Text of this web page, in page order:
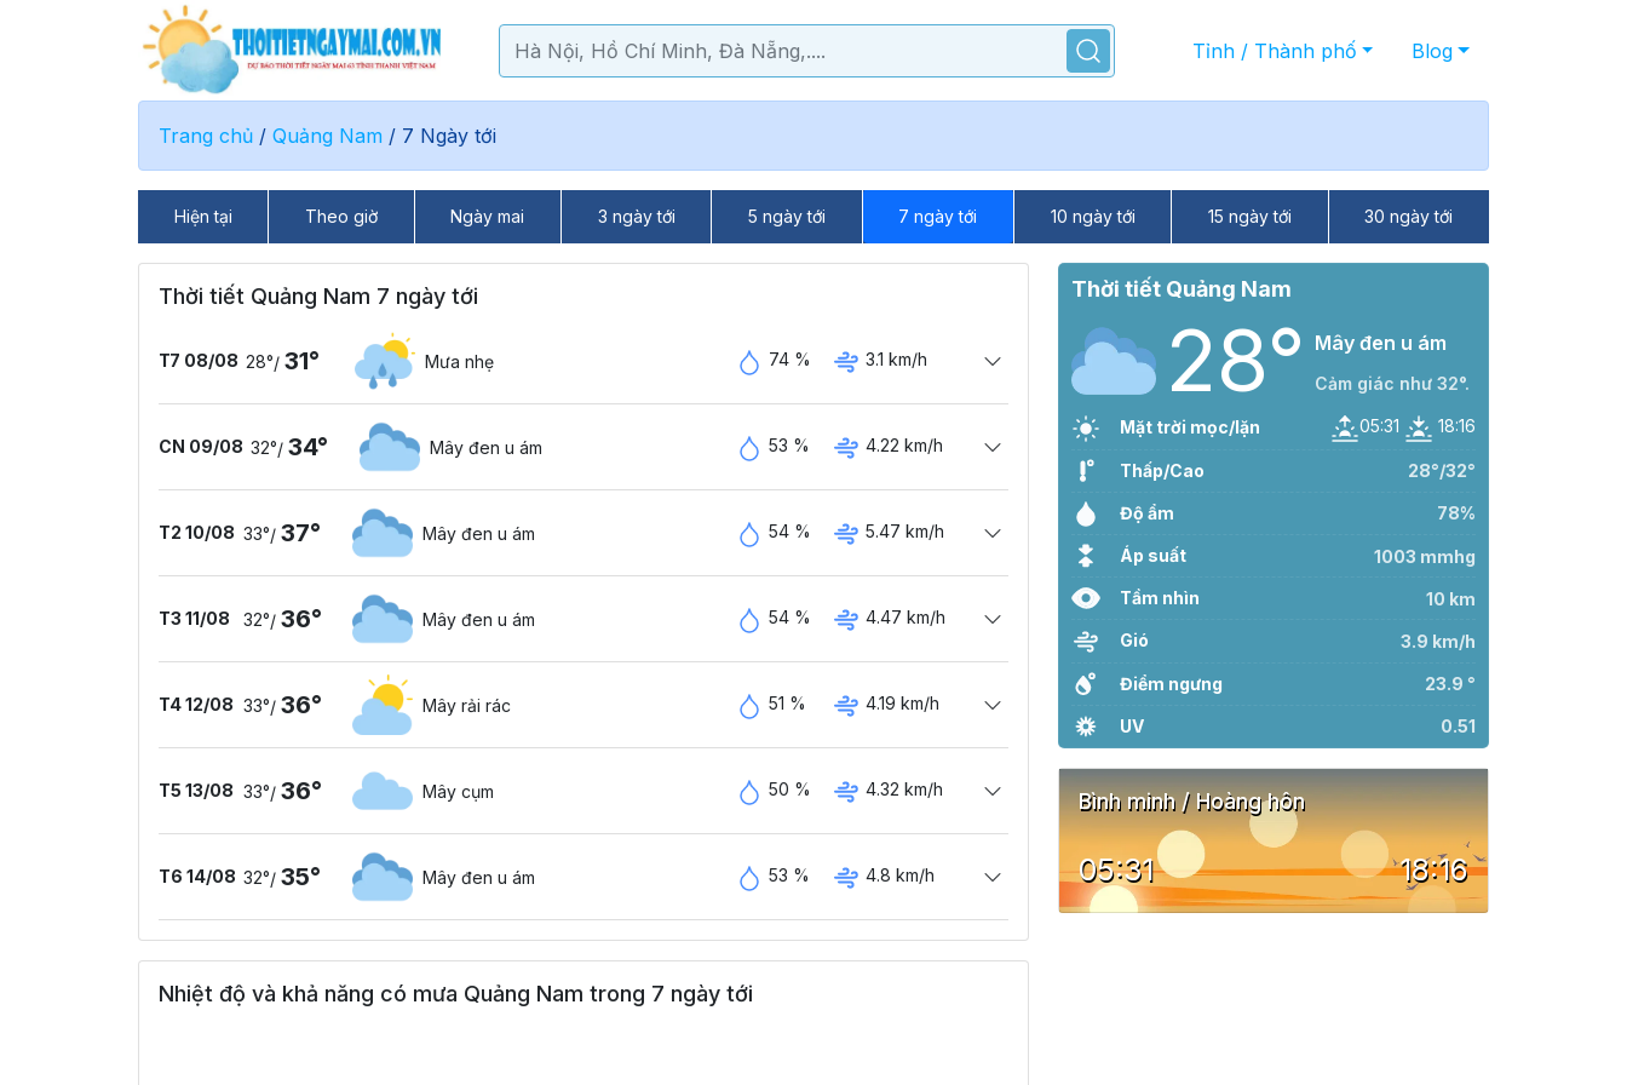
Tỉnh / Thành phố Blog
Trang chủ / Quảng Nam / 7 Ngày tới
Hiện tại Theo giờ Ngày mai 3 ngày tới 5 ngày tới 7 ngày tới 10 ngày tới 15 ngày tới 30 ngày tới
Thời tiết Quảng Nam 7 ngày tới
T7 08/08 28°/ 31° Mưa nhẹ 74 % 3.1 km/h
CN 09/08 32°/ 34° Mây đen u ám 53 % 4.22 km/h
T2 10/08 33°/ 37° Mây đen u ám 54 % 5.47 km/h
T3 11/08 32°/ 36° Mây đen u ám 54 % 4.47 km/h
T4 12/08 33°/ 36° Mây rải rác 51 % 4.19 km/h
T5 13/08 33°/ 36° Mây cụm 50 % 4.32 km/h
T6 14/08 32°/ 35° Mây đen u ám 53 % 4.8 km/h
Nhiệt độ và khả năng có mưa Quảng Nam trong 7 ngày tới
Thời tiết Quảng Nam
28° Mây đen u ám
Cảm giác như 32°.
Mặt trời mọc/lặn 05:31 18:16
Thấp/Cao 28°/32°
Độ ẩm 78%
Áp suất 1003 mmhg
Tầm nhìn 10 km
Gió 3.9 km/h
Điểm ngưng 23.9 °
UV 0.51
Bình minh / Hoàng hôn
05:31 18:16